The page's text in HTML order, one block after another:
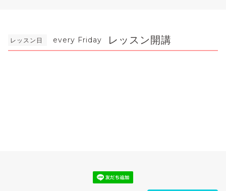
レッスン日 every Friday レッスン開講